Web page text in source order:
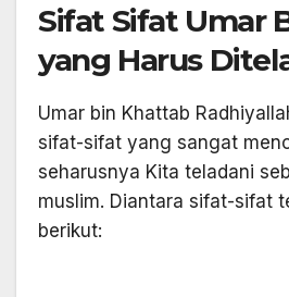
Sifat Sifat Umar
yang Harus
Umar bin Khattab
sifat-sifat yang sangat
seharusnya Kita teladani
muslim. Diantara sifat-sifat
berikut: